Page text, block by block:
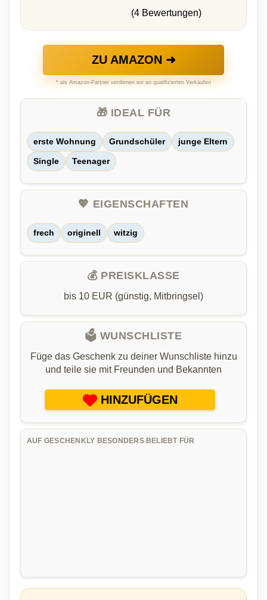
(4 Bewertungen)
ZU AMAZON ➜
* als Amazon-Partner verdienen wir an qualifizierten Verkäufen
🎁 IDEAL FÜR
erste Wohnung Grundschüler junge Eltern
Single Teenager
💖 EIGENSCHAFTEN
frech originell witzig
💰 PREISKLASSE
bis 10 EUR (günstig, Mitbringsel)
🗳️ WUNSCHLISTE
Füge das Geschenk zu deiner Wunschliste hinzu
und teile sie mit Freunden und Bekannten
HINZUFÜGEN
AUF GESCHENKLY BESONDERS BELIEBT FÜR